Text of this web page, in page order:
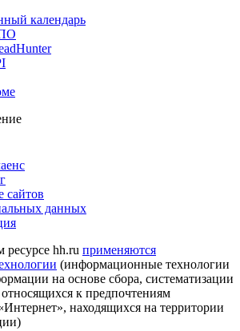
календарь
сайтов
данных
hh.ru применяются
(информационные технологии
на основе сбора, систематизации
к предпочтениям
находящихся на территории